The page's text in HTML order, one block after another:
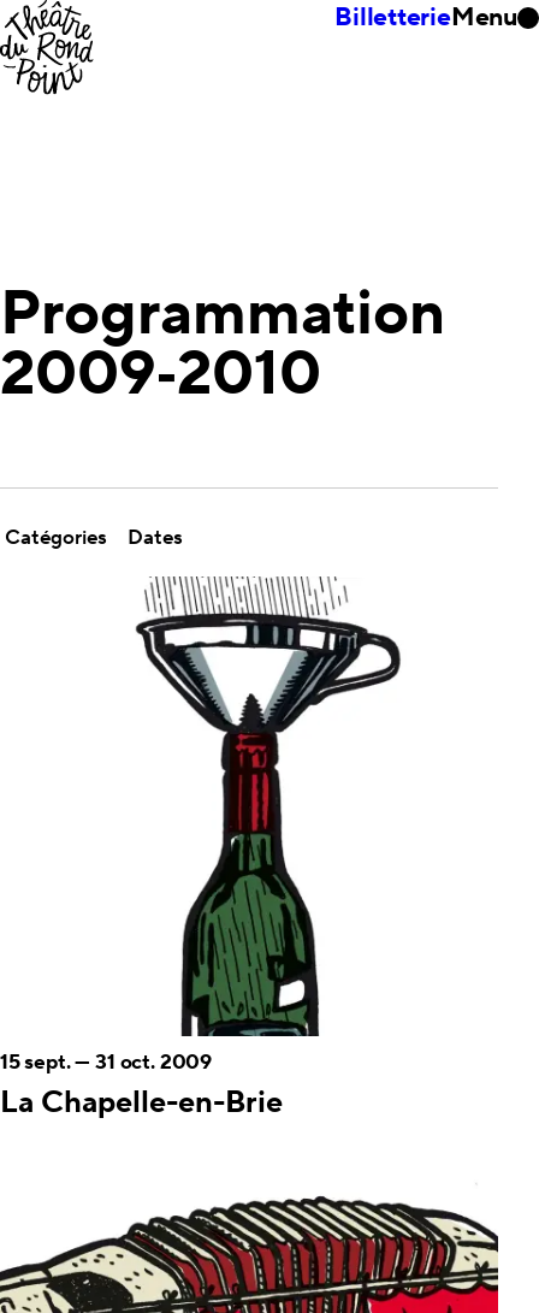
BilletterieMenu
Programmation
2009‑2010
Catégories Dates
La Chapelle-en-Brie
15 sept.—31 oct. 2009